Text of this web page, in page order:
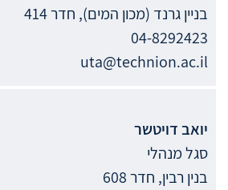
בניין גרנד (מכון המים), חדר 414
04-8292423
uta@technion.ac.il
יואב דויטשר
סגל מנהלי
בנין רבין, חדר 608